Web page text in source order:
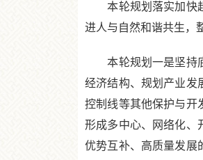
本轮规划落实加快超
进人与自然和谐共生，
本轮规划一是坚持底
经济结构、规划产业发
控制线等其他保护与开
形成多中心、网络化、
优势互补、高质量发展